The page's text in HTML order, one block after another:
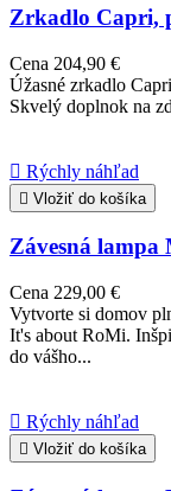
Zrkadlo Capri,
Cena 204,90 €
Úžasné zrkadlo
Skvelý doplnok na
 Rýchly náhľad
 Vložiť do košíka
Závesná lampa
Cena 229,00 €
Vytvorte si domov
It's about RoMi.
do vášho...
 Rýchly náhľad
 Vložiť do košíka